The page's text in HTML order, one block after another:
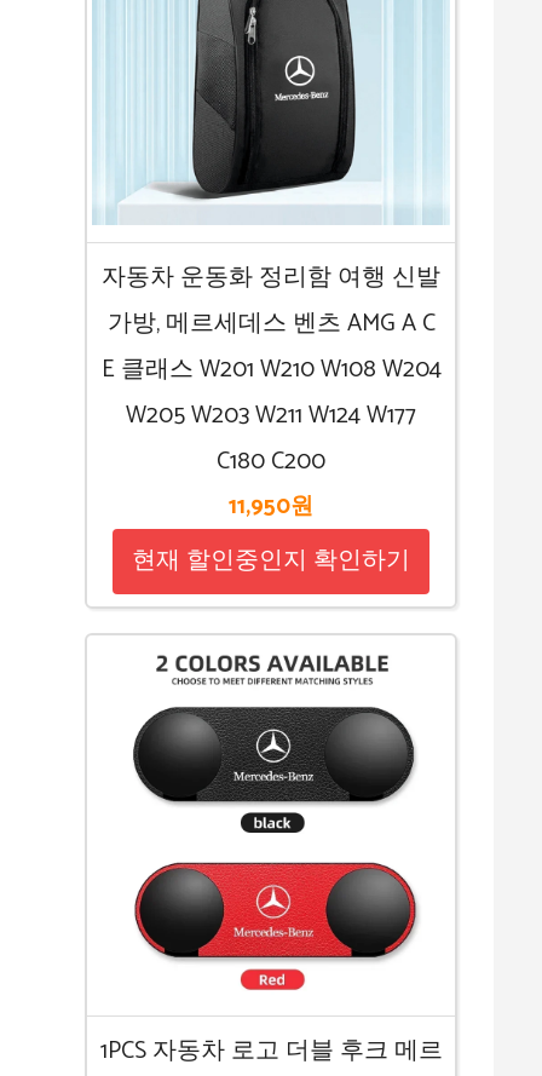
자동차 운동화 정리함 여행 신발
가방, 메르세데스 벤츠 AMG A C
E 클래스 W201 W210 W108 W204
W205 W203 W211 W124 W177
C180 C200
11,950원
현재 할인중인지 확인하기
1PCS 자동차 로고 더블 후크 메르